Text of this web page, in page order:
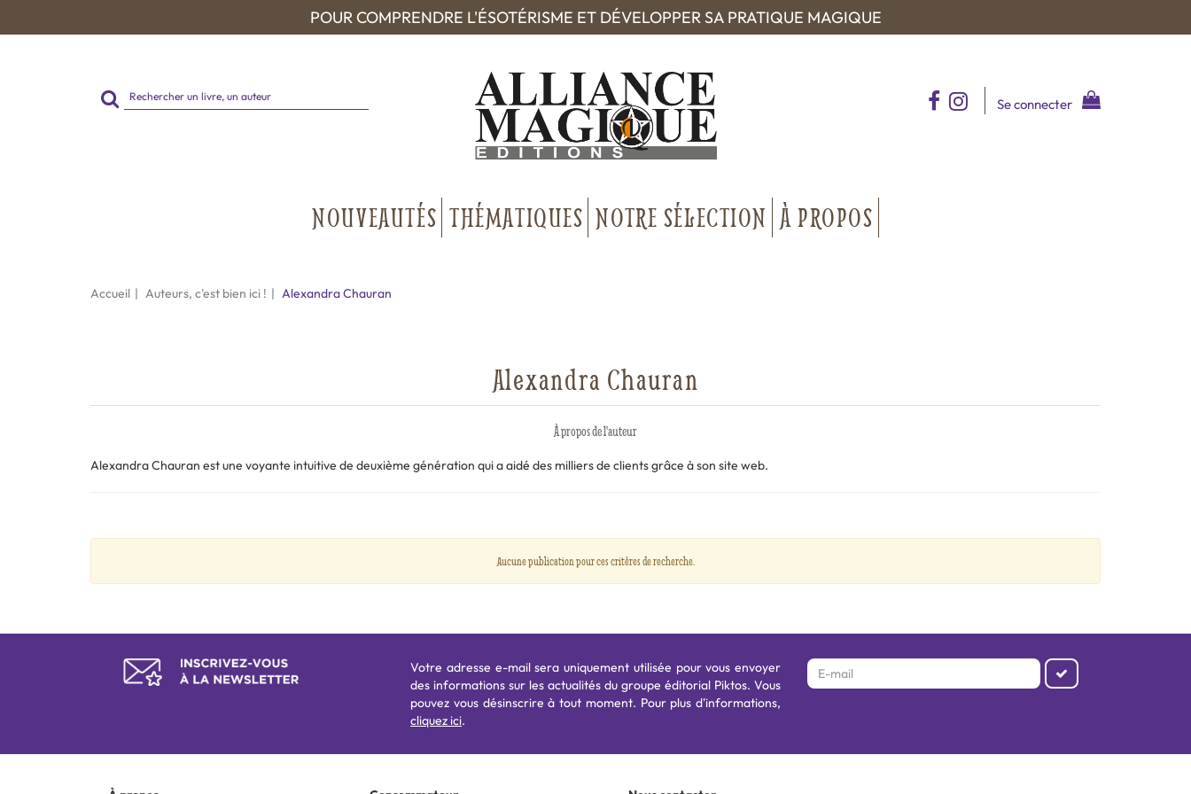
POUR COMPRENDRE L'ÉSOTÉRISME ET DÉVELOPPER SA PRATIQUE MAGIQUE
Rechercher
sur
Se connecter
NOUVEAUTÉS THÉMATIQUES NOTRE SÉLECTION À PROPOS
Accueil Auteurs, c'est bien ici ! Alexandra Chauran
Alexandra Chauran
À propos de l'auteur
Alexandra Chauran est une voyante intuitive de deuxième génération qui a aidé des milliers de clients grâce à son site web.
Aucune publication pour ces critères de recherche.
Votre adresse e-mail sera uniquement utilisée pour vous envoyer
des informations sur les actualités du groupe éditorial Piktos. Vous
pouvez vous désinscrire à tout moment. Pour plus d'informations,
cliquez ici.